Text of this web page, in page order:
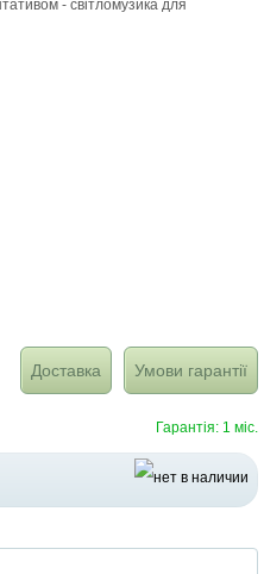
Доставка Умови гарантії
Гарантія: 1 міс.